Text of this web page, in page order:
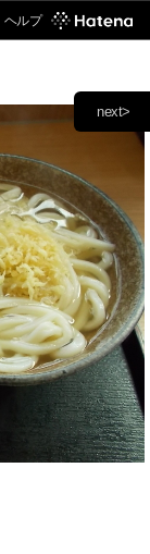
ヘルプ
next>